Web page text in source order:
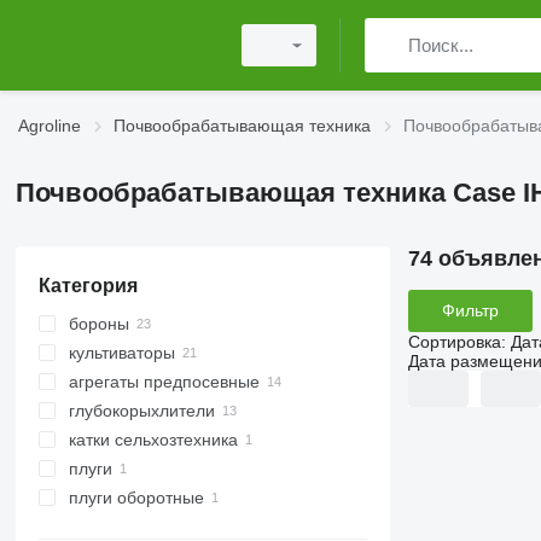
Agroline Почвообрабатывающая техника
Почвообрабатывающая техника Case
Категория
бороны
дисковые бороны
культиваторы
агрегаты предпосевные
глубокорыхлители
катки сельхозтехника
катки-измельчители
плуги
плуги оборотные
74
Фильтр
Сортировка:
Дата